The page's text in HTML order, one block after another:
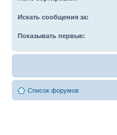
Искать сообщения за:
Показывать первые:
Список форумов